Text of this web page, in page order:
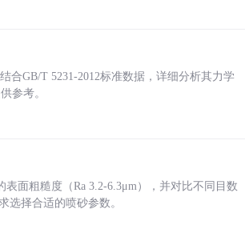
合GB/T 5231-2012标准数据，详细分析其力学
参考。
面粗糙度（Ra 3.2-6.3μm），并对比不同目数
选择合适的喷砂参数。